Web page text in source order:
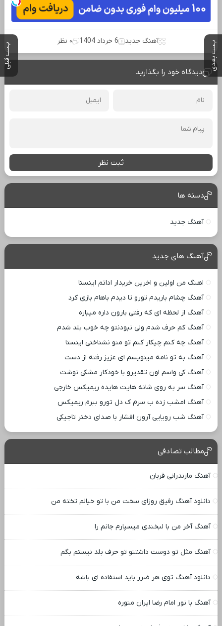
پست بعدی پست قبلی
آهنگ جدید 6 خرداد 1404 ۰ نظر
دیدگاه خود را بگذارید
ثبت نظر
دسته ها
آهنگ جدید
آهنگ های جدید
اهنگ من اولین و اخرین خریدار اداتم اینستا
آهنگ چشام باریدم تورو تا دیدم باهام بازی کرد
آهنگ از لحظه ای که رفتی بارون داره میباره
آهنگ کم حرف شدم ولی نبودنتو چه خوب بلد شدم
آهنگ چه کنم چیکار کنم تو منو نشناختی اینستا
آهنگ به تو نامه مینویسم ای عزیز رفته از دست
آهنگ کی واسم اون تقدیرو با خودکار مشکی نوشت
آهنگ سر به روی شانه هایت هایده ریمیکس خارجی
آهنگ امشب زده ب سرم ک دل تورو ببرم ریمیکس
آهنگ شب رویایی آرون افشار با صدای دختر تاجیکی
مطالب تصادفی
آهنگ مازندرانی قربان
دانلود آهنگ رفیق روزای سخت من با تو خیالم تخته من
آهنگ آخر من با لبخندی میسپارم جانم را
آهنگ مثل تو دوست داشتنو تو حرف بلد نیستم بگم
دانلود آهنگ توی هر ضرر باید استفاده ای باشه
آهنگ با نور امام رضا ایران منوره